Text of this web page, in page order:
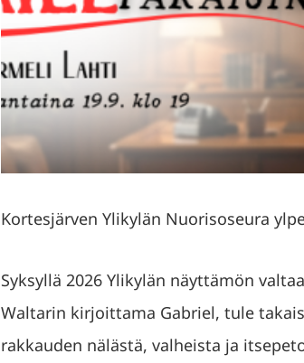
Kortesjärven Ylikylän Nuorisoseura
Syksyllä 2026 Ylikylän näyttämön
Waltarin kirjoittama Gabriel, tule
rakkauden nälästä, valheista ja